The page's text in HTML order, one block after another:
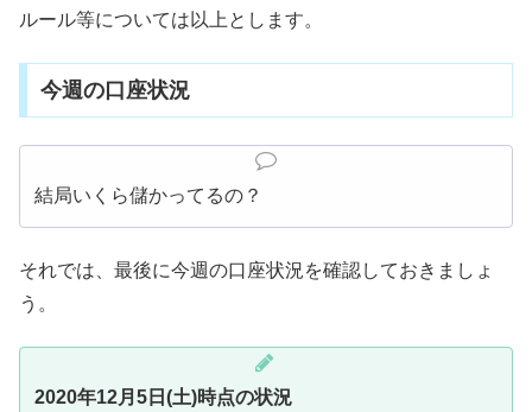
ルール等については以上とします。
今週の口座状況
結局いくら儲かってるの？
それでは、最後に今週の口座状況を確認しておきましょ
う。
2020年12月5日(土)時点の状況